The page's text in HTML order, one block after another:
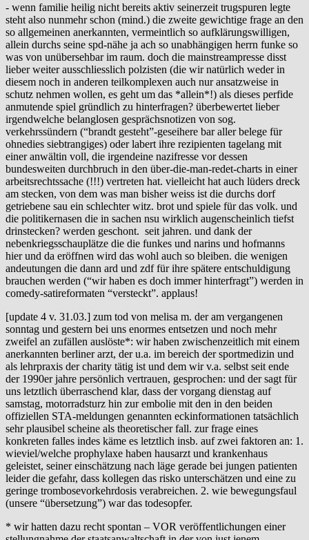
- wenn familie heilig nicht bereits aktiv seinerzeit trugspuren legte
steht also nunmehr schon (mind.) die zweite gewichtige frage an den
so allgemeinen anerkannten, vermeintlich so aufklärungswilligen,
allein durchs seine spd-nähe ja ach so unabhängigen herrn funke so
was von unübersehbar im raum. doch die mainstreampresse disst
lieber weiter ausschliesslich polzisten (die wir natürlich weder in
diesem noch in anderen teilkomplexen auch nur ansatzweise in
schutz nehmen wollen, es geht um das *allein*!) als dieses perfide
anmutende spiel gründlich zu hinterfragen? überbewertet lieber
irgendwelche belanglosen gesprächsnotizen von sog.
verkehrssündern (“brandt gesteht”-geseihere bar aller belege für
ohnedies siebtrangiges) oder labert ihre rezipienten tagelang mit
einer anwältin voll, die irgendeine nazifresse vor dessen
bundesweiten durchbruch in den über-die-man-redet-charts in einer
arbeitsrechtssache (!!!) vertreten hat. vielleicht hat auch lüders dreck
am stecken, von dem was man bisher weiss ist die durchs dorf
getriebene sau ein schlechter witz. brot und spiele für das volk. und
die politikernasen die in sachen nsu wirklich augenscheinlich tiefst
drinstecken? werden geschont. seit jahren. und dank der
nebenkriegsschauplätze die die funkes und narins und hofmanns
hier und da eröffnen wird das wohl auch so bleiben. die wenigen
andeutungen die dann ard und zdf für ihre spätere entschuldigung
brauchen werden (“wir haben es doch immer hinterfragt”) werden in
comedy-satireformaten “versteckt”. applaus!
[update 4 v. 31.03.] zum tod von melisa m. der am vergangenen
sonntag und gestern bei uns enormes entsetzen und noch mehr
zweifel an zufällen auslöste*: wir haben zwischenzeitlich mit einem
anerkannten berliner arzt, der u.a. im bereich der sportmedizin und
als lehrpraxis der charity tätig ist und dem wir v.a. selbst seit ende
der 1990er jahre persönlich vertrauen, gesprochen: und der sagt für
uns letztlich überraschend klar, dass der vorgang dienstag auf
samstag, motorradsturz hin zur embolie mit den in den beiden
offiziellen STA-meldungen genannten eckinformationen tatsächlich
sehr plausibel scheine als theoretischer fall. zur frage eines
konkreten falles indes käme es letztlich insb. auf zwei faktoren an: 1.
wieviel/welche prophylaxe haben hausarzt und krankenhaus
geleistet, seiner einschätzung nach läge gerade bei jungen patienten
leider die gefahr, dass kollegen das risko unterschätzen und eine zu
geringe trombosevorkehrdosis verabreichen. 2. wie bewegungsfaul
(unsere “übersetzung”) war das todesopfer.
* wir hatten dazu recht spontan – VOR veröffentlichungen einer